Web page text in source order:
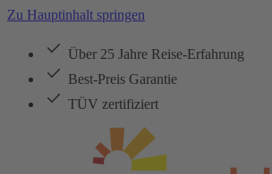
Zu Hauptinhalt springen
Über 25 Jahre Reise-Erfahrung
Best-Preis Garantie
TÜV zertifiziert